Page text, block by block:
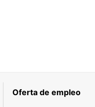
Oferta de empleo